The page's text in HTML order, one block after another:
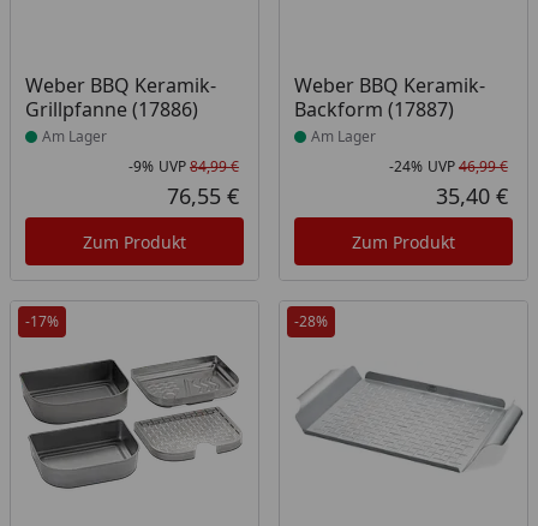
Weber BBQ Keramik-
Grillpfanne (17886)
Produkt am Lager
Am Lager
Rabatt in Prozent
-9%
Ursprünglicher Preis
UVP84,99 €
Aktueller Preis
76,55 €
Zum Produkt
Weber BBQ Keramik-
Backform (17887)
Produkt am Lager
Am Lager
-24% UVP46,99 €
35,40 €
Zum Produkt
-17% -28%